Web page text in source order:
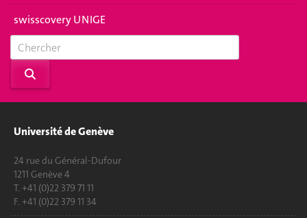
swisscovery UNIGE
Université de Genève
24 rue du Général-Dufour
1211 Genève 4
T. +41 (0)22 379 71 11
F. +41 (0)22 379 11 34